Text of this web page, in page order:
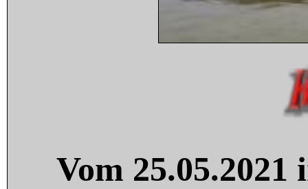
Vom